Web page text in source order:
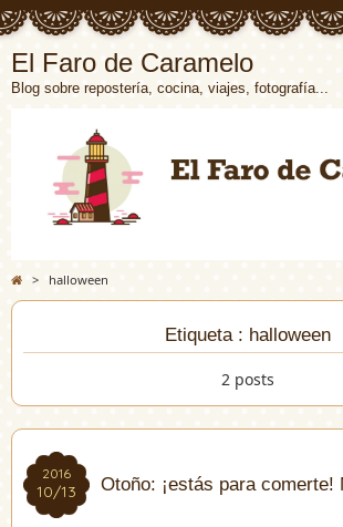
El Faro de Caramelo
Blog sobre repostería, cocina, viajes, fotografía...
> halloween
Etiqueta : halloween
2 posts
2016
10/13
2016
10/13 Otoño: ¡estás para